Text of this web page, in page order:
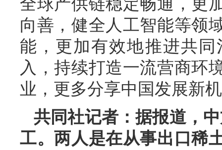
全球产供链稳定畅通，更
向善，健全人工智能等领
能，更加有效地推进共
入，持续打造一流营商环
业，更多分享中国发展新
共同社记者：据报道，
工。两人是在从事出口稀